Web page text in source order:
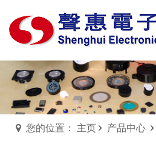
您的位置： 主页 产品中心